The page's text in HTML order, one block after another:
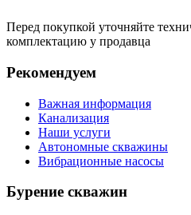
Перед покупкой уточняйте
комплектацию у продавца
Рекомендуем
Важная информация
Канализация
Наши услуги
Автономные скважины
Вибрационные насосы
Бурение скважин